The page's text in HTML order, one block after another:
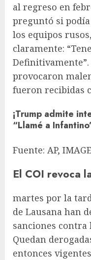
al regreso en
preguntó si
los equipos
claramente:
Definitivamente”.
provocaron
fueron recibidas
¡Trump admite
“Llamé a
Fuente: AP,
El COI revoca
martes por la
de Lausana han
sanciones contra
Quedan
entonces